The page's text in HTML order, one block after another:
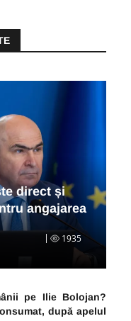
direct și
angajarea
1935
pe Ilie Bolojan?
după apelul